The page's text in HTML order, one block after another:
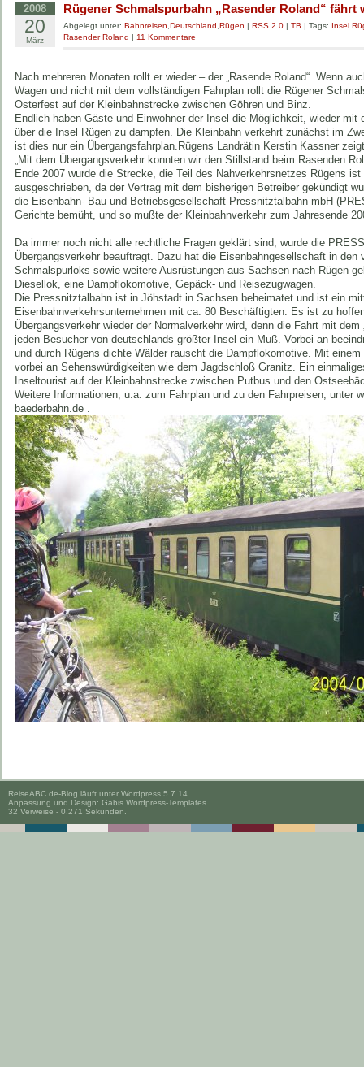
2008
20
März
Rügener Schmalspurbahn „Rasender Roland“ fährt
Abgelegt unter: Bahnreisen Deutschland Rügen | RSS 2.0 | TB | Tags: Insel
Rasender Roland | 11 Kommentare
Nach mehreren Monaten rollt er wieder – der „Rasende Roland“. Wenn
Wagen und nicht mit dem vollständigen Fahrplan rollt die Rügener
Osterfest auf der Kleinbahnstrecke zwischen Göhren und Binz.
Endlich haben Gäste und Einwohner der Insel die Möglichkeit, wieder mit
über die Insel Rügen zu dampfen. Die Kleinbahn verkehrt zunächst im
ist dies nur ein Übergangsfahrplan.Rügens Landrätin Kerstin Kassner
„Mit dem Übergangsverkehr konnten wir den Stillstand beim Rasenden
Ende 2007 wurde die Strecke, die Teil des Nahverkehrsnetzes Rügens
ausgeschrieben, da der Vertrag mit dem bisherigen Betreiber gekündigt
die Eisenbahn- Bau und Betriebsgesellschaft Pressnitztalbahn mbH
Gerichte bemüht, und so mußte der Kleinbahnverkehr zum Jahresende
Da immer noch nicht alle rechtliche Fragen geklärt sind, wurde die
Übergangsverkehr beauftragt. Dazu hat die Eisenbahngesellschaft in den
Schmalspurloks sowie weitere Ausrüstungen aus Sachsen nach Rügen
Diesellok, eine Dampflokomotive, Gepäck- und Reisezugwagen.
Die Pressnitztalbahn ist in Jöhstadt in Sachsen beheimatet und ist ein
Eisenbahnverkehrsunternehmen mit ca. 80 Beschäftigten. Es ist zu
Übergangsverkehr wieder der Normalverkehr wird, denn die Fahrt mit dem
jeden Besucher von deutschlands größter Insel ein Muß. Vorbei an
und durch Rügens dichte Wälder rauscht die Dampflokomotive. Mit
vorbei an Sehenswürdigkeiten wie dem Jagdschloß Granitz. Ein
Inseltourist auf der Kleinbahnstrecke zwischen Putbus und den
Weitere Informationen, u.a. zum Fahrplan und zu den Fahrpreisen, unter
baederbahn.de .
ReiseABC.de-Blog läuft unter Wordpress 5.7.14
Anpassung und Design: Gabis Wordpress-Templates
32 Verweise - 0,271 Sekunden.